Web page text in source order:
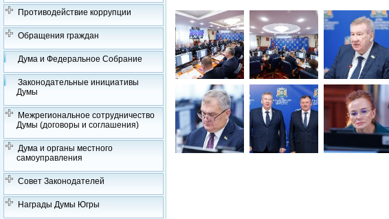
Противодействие коррупции
Обращения граждан
Дума и Федеральное Собрание
Законодательные инициативы
Думы
Межрегиональное сотрудничество
Думы (договоры и соглашения)
Дума и органы местного
самоуправления
Совет Законодателей
Награды Думы Югры